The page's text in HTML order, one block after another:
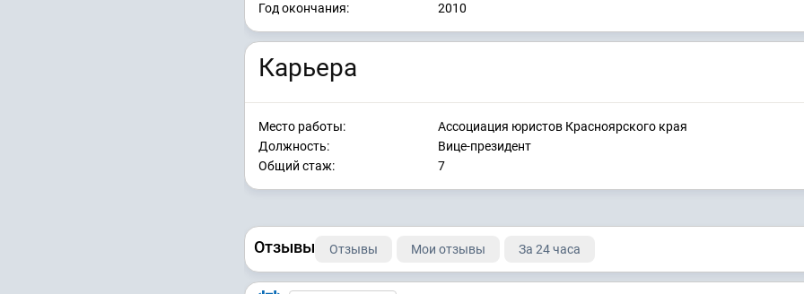
Год окончания:
2010
Карьера
Место работы:
Ассоциация юристов Красноярского края
Должность:
Вице-президент
Общий стаж:
7
Отзывы Отзывы Мои отзывы За 24 часа